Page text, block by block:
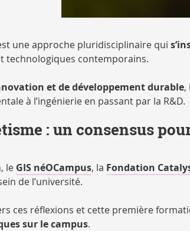
une approche pluridisciplinaire qui
technologiques contemporains.
et de développement durable,
à l’ingénierie en passant par la R&D.
: un consensus
le GIS néOCampus, la Fondation
de l’université.
ces réflexions et cette première
sur le campus.